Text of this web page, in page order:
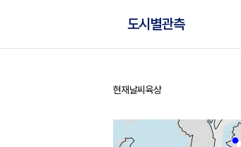
도시별관측
홈
현재날씨 육상